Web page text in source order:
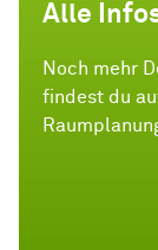
Alle
Noch mehr
findest du